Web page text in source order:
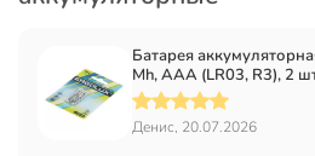
Батарея
Mh, ААА (LR03, R3), 2
Ergolux, 12446
Денис, 20.07.2026